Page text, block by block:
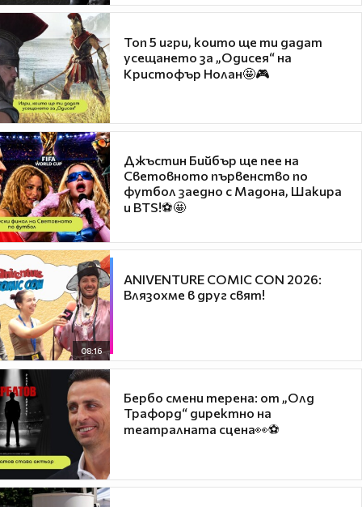
Топ 5 игри, които ще ти дадат
усещането за „Одисея“ на
Кристофър Нолан🤩🎮
Джъстин Бийбър ще пее на
Световното първенство по
футбол заедно с Мадона, Шакира
и BTS!⚽🤩
08:16
ANIVENTURE COMIC CON 2026:
Влязохме в друг свят!
Бербо смени терена: от „Олд
Трафорд“ директно на
театралната сцена👀⚽